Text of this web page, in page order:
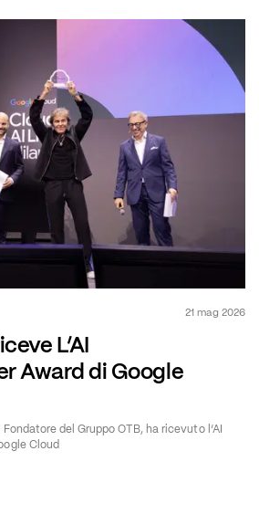
21 mag 2026
L’AI
Award di Google
del Gruppo OTB, ha ricevuto l’AI
Cloud